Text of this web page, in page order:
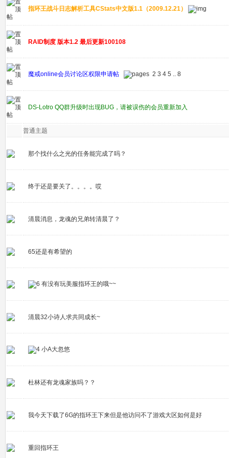
指环王战斗日志解析工具CStats中文版1.1（2009.12.21）
RAID制度 版本1.2 最后更新100108
魔戒online会员讨论区权限申请帖 2 3 4 5 .. 8
DS-Lotro QQ群升级时出现BUG，请被误伤的会员重新加入
普通主题
那个找什么之光的任务能完成了吗？
终于还是要关了。。。。哎
清晨消息，龙魂的兄弟转清晨了？
65还是有希望的
有没有玩美服指环王的哦~~
清晨32小诗人求共同成长~
小A大忽悠
杜林还有龙魂家族吗？？
我今天下载了6G的指环王下来但是他访问不了游戏大区如何是好
重回指环王